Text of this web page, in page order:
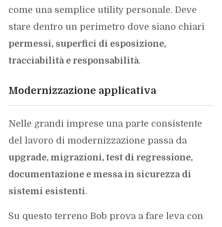
come una semplice utility personale. Deve
stare dentro un perimetro dove siano chiari
permessi, superfici di esposizione,
tracciabilità e responsabilità.
Modernizzazione applicativa
Nelle grandi imprese una parte consistente
del lavoro di modernizzazione passa da
upgrade, migrazioni, test di regressione,
documentazione e messa in sicurezza di
sistemi esistenti.
Su questo terreno Bob prova a fare leva con